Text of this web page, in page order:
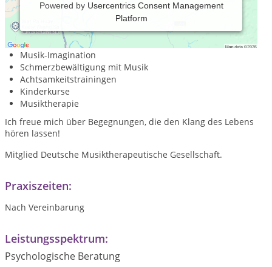
Powered by Usercentrics Consent Management
Platform
Schwerpunktmäßig biete ich Seminare an:
Familienaufstellungen mit Musik
Musik-Imagination
Schmerzbewältigung mit Musik
Achtsamkeitstrainingen
Kinderkurse
Musiktherapie
Ich freue mich über Begegnungen, die den Klang des Lebens
hören lassen!
Mitglied Deutsche Musiktherapeutische Gesellschaft.
Praxiszeiten:
Nach Vereinbarung
Leistungsspektrum:
Psychologische Beratung